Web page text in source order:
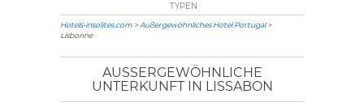
TYPEN
Hotels-insolites.com >Außergewöhnliches Hotel Portugal>
Lisbonne
AUSSERGEWÖHNLICHE U
NTERKUNFT IN LISSABON